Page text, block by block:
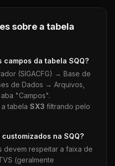
sobre a tabela
campos da tabela SQQ?
(SIGACFG) → Base de
de Dados → Arquivos,
"Campos".
tabela SX3 filtrando pelo
na SQQ?
devem respeitar a faixa de
(geralmente